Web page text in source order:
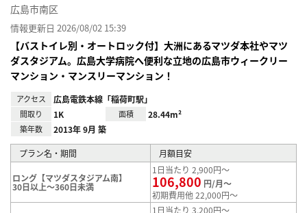
広島市南区
情報更新日 2026/08/02 15:39
【バストイレ別・オートロック付】大洲にあるマツダ本社やマツ
ダスタジアム。広島大学病院へ便利な立地の広島市ウィークリー
マンション・マンスリーマンション！
アクセス 広島電鉄本線「稲荷町駅」
間取り 1K 面積 28.44m²
築年数 2013年 9月 築
プラン名・期間 月額目安
ロング【マツダスタジアム南】
30日以上～360日未満
1日当たり 2,900円～
106,800 円/月～
初期費用他 22,000円～
1日当たり 3,200円～